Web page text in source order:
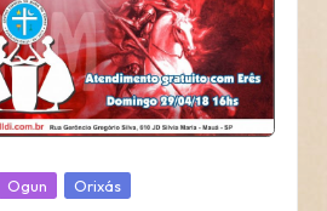
Ogun Orixás